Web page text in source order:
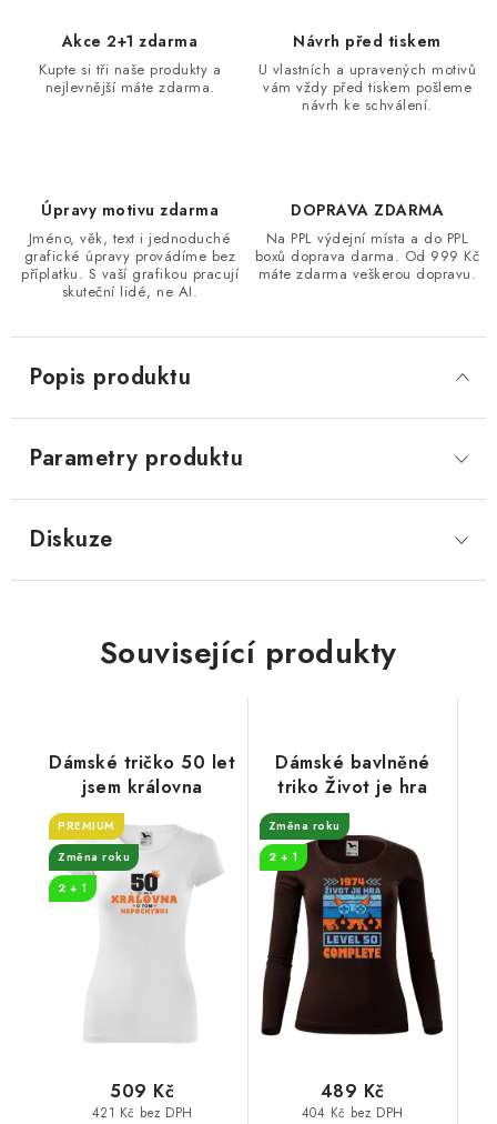
Akce 2+1 zdarma
Kupte si tři naše produkty a
nejlevnější máte zdarma.
Návrh před tiskem
U vlastních a upravených motivů
vám vždy před tiskem pošleme
návrh ke schválení.
Úpravy motivu zdarma
Jméno, věk, text i jednoduché
grafické úpravy provádíme bez
příplatku. S vaší grafikou pracují
skuteční lidé, ne AI.
DOPRAVA ZDARMA
Na PPL výdejní místa a do PPL
boxů doprava darma. Od 999 Kč
máte zdarma veškerou dopravu.
Popis produktu
Parametry produktu
Diskuze
Související produkty
Dámské tričko 50 let
jsem královna
PREMIUM
Změna roku
2 + 1
421 Kč bez DPH
509 Kč
Dámské bavlněné
triko Život je hra
Změna roku
2 + 1
404 Kč bez DPH
489 Kč